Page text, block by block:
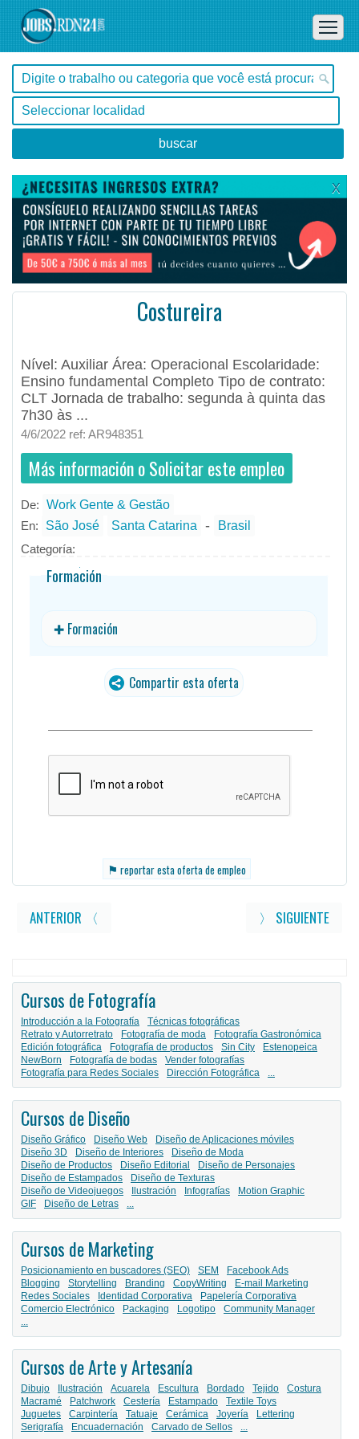
X
Costureira
Nível: Auxiliar Área: Operacional Escolaridade:
Ensino fundamental Completo Tipo de contrato:
CLT Jornada de trabalho: segunda à quinta das
7h30 às ...
4/6/2022 ref: AR948351
Más información o Solicitar este empleo
De: Work Gente & Gestão
En: São José Santa Catarina -
Brasil
Categoría:
Formación
✚ Formación
Compartir esta oferta
⚑ reportar esta oferta de empleo
ANTERIOR 〈 〉 SIGUIENTE
Cursos de Fotografía
Introducción a la Fotografía
Técnicas fotográficas
Retrato y Autorretrato
Fotografía de moda
Fotografía Gastronómica
Edición fotográfica
Fotografía de productos Sin City
Estenopeica
NewBorn
Fotografía de bodas
Vender fotografías
Fotografía para Redes Sociales
Dirección Fotográfica ...
Cursos de Diseño
Diseño Gráfico Diseño Web
Diseño de Aplicaciones móviles
Diseño 3D
Diseño de Interiores
Diseño de Moda
Diseño de Productos
Diseño Editorial
Diseño de Personajes
Diseño de Estampados
Diseño de Texturas
Diseño de Videojuegos
Ilustración Infografías
Motion Graphic
GIF
Diseño de Letras ...
Cursos de Marketing
Posicionamiento en buscadores (SEO) SEM
Facebook Ads
Blogging
Storytelling Branding CopyWriting
E-mail Marketing
Redes Sociales
Identidad Corporativa
Papelería Corporativa
Comercio Electrónico
Packaging Logotipo
Community Manager
...
Cursos de Arte y Artesanía
Dibujo Ilustración Acuarela Escultura Bordado Tejido
Costura
Macramé
Patchwork Cestería Estampado
Textile Toys
Juguetes
Carpintería Tatuaje Cerámica Joyería
Lettering
Serigrafía
Encuadernación Carvado de Sellos ...